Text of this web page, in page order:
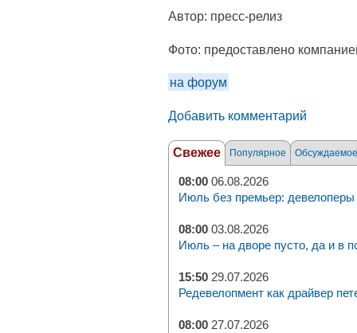
Автор: пресс-релиз
Фото: предоставлено
на форум
Добавить комментарий
Свежее Популярное Обсуждаемое
08:00 06.08.2026
Июль без премьер: девелоперы
08:00 03.08.2026
Июль – на дворе пусто, да и в
15:50 29.07.2026
Редевелопмент как драйвер
08:00 27.07.2026